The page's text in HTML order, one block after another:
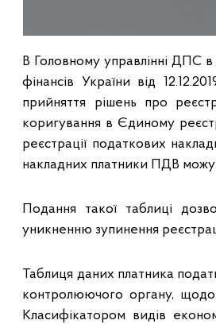
В Головному управлінні ДПС в
фінансів України від
прийняття рішень про
коригування в Єдиному
реєстрації податкових
накладних платники ПДВ
Подання такої таблиці
уникненню зупинення
Таблиця даних платника
контролюючого органу, щодо
Класифікатором видів